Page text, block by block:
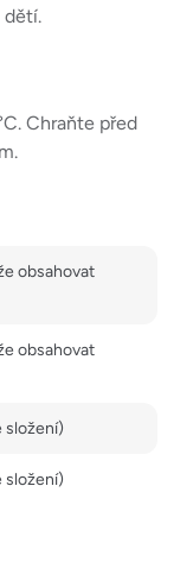
dětí.
Chraňte před
obsahovat
obsahovat
složení)
složení)